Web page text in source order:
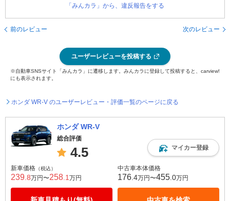
「みんカラ」から、違反報告をする
前のレビュー 次のレビュー
ユーザーレビューを投稿する
※自動車SNSサイト「みんカラ」に遷移します。みんカラに登録して投稿すると、carview!
にも表示されます。
ホンダ WR-V のユーザーレビュー・評価一覧のページに戻る
ホンダ WR-V
総合評価
4.5 マイカー登録
新車価格 （税込）
239 .8万円〜258 .1 万円
中古車本体価格
176 .4万円〜455 .0万円